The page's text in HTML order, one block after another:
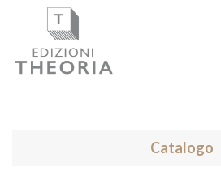
Catalogo